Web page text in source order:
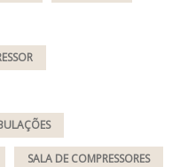
SALA DE COMPRESSORES